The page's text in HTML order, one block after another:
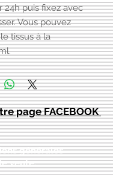
24h puis fixez avec
Vous pouvez
tissus à la
page FACEBOOK
générales
vente::